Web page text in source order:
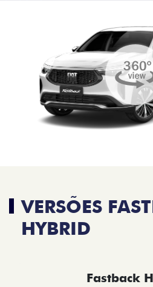
VERSÕES
HYBRID
Fastback